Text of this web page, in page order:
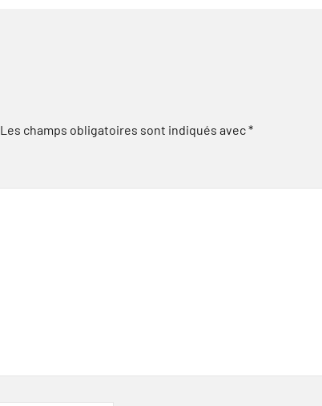
Les champs obligatoires sont indiqués avec*